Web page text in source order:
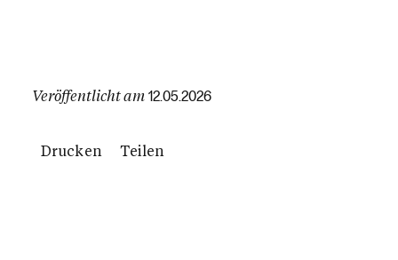
Veröffentlicht am 12.05.2026
Drucken Teilen